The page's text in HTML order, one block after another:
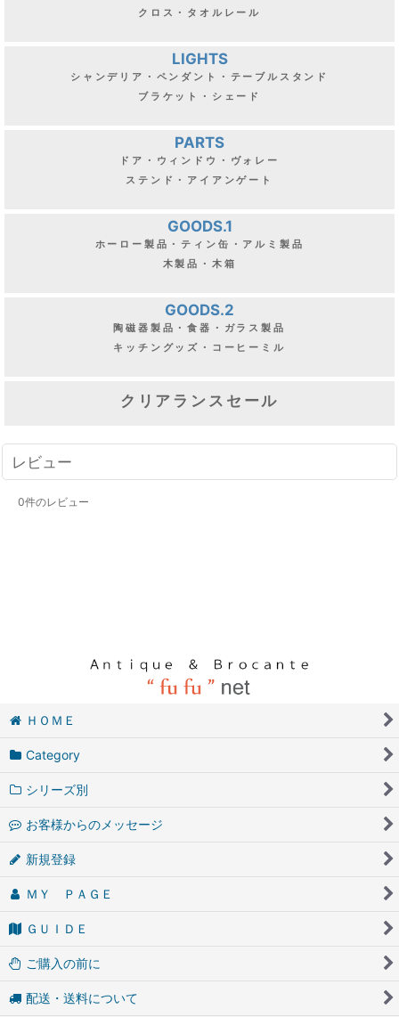
クロス・タオルレール
LIGHTS
シャンデリア・ペンダント・テーブルスタンド
ブラケット・シェード
PARTS
ドア・ウィンドウ・ヴォレー
ステンド・アイアンゲート
GOODS.1
ホーロー製品・ティン缶・アルミ製品
木製品・木箱
GOODS.2
陶磁器製品・食器・ガラス製品
キッチングッズ・コーヒーミル
クリアランスセール
レビュー
0件のレビュー
ＨＯＭＥ
Category
シリーズ別
お客様からのメッセージ
新規登録
ＭＹ ＰＡＧＥ
ＧＵＩＤＥ
ご購入の前に
配送・送料について